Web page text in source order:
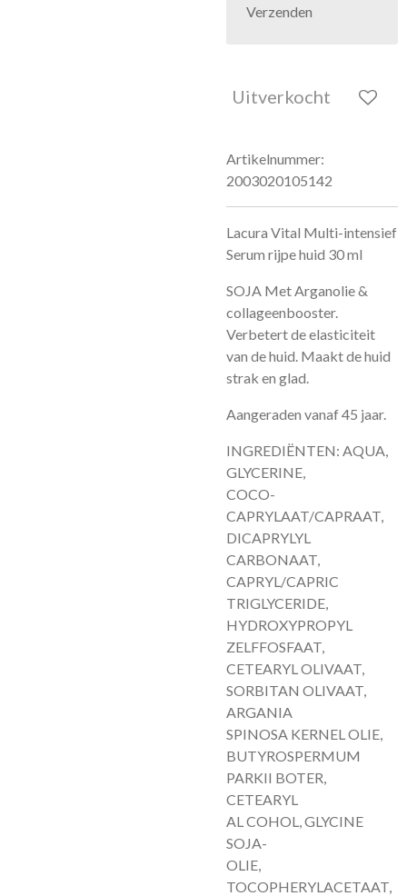
Verzenden
Uitverkocht
Artikelnummer:
2003020105142
Lacura Vital Multi-intensief
Serum rijpe huid 30 ml
SOJA Met Arganolie &
collageenbooster.
Verbetert de elasticiteit
van de huid. Maakt de huid
strak en glad.
Aangeraden vanaf 45 jaar.
INGREDIËNTEN: AQUA,
GLYCERINE,
COCO-
CAPRYLAAT/CAPRAAT,
DICAPRYLYL
CARBONAAT,
CAPRYL/CAPRIC
TRIGLYCERIDE,
HYDROXYPROPYL
ZELFFOSFAAT,
CETEARYL OLIVAAT,
SORBITAN OLIVAAT,
ARGANIA
SPINOSA KERNEL OLIE,
BUTYROSPERMUM
PARKII BOTER,
CETEARYL
AL COHOL, GLYCINE
SOJA-
OLIE,
TOCOPHERYLACETAAT,